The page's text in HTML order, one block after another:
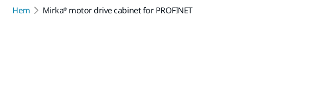
Hem Mirka® motor drive cabinet for PROFINET